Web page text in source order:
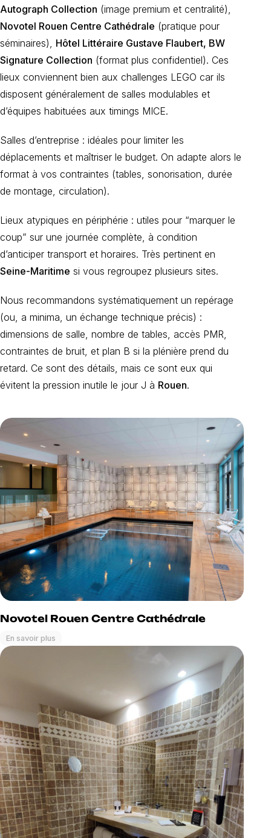
Autograph Collection (image premium et centralité),
Novotel Rouen Centre Cathédrale (pratique pour
séminaires), Hôtel Littéraire Gustave Flaubert, BW
Signature Collection (format plus confidentiel). Ces
lieux conviennent bien aux challenges LEGO car ils
disposent généralement de salles modulables et
d’équipes habituées aux timings MICE.
Salles d’entreprise : idéales pour limiter les
déplacements et maîtriser le budget. On adapte alors le
format à vos contraintes (tables, sonorisation, durée
de montage, circulation).
Lieux atypiques en périphérie : utiles pour “marquer le
coup” sur une journée complète, à condition
d’anticiper transport et horaires. Très pertinent en
Seine-Maritime si vous regroupez plusieurs sites.
Nous recommandons systématiquement un repérage
(ou, a minima, un échange technique précis) :
dimensions de salle, nombre de tables, accès PMR,
contraintes de bruit, et plan B si la plénière prend du
retard. Ce sont des détails, mais ce sont eux qui
évitent la pression inutile le jour J à Rouen.
Novotel Rouen Centre Cathédrale
En savoir plus